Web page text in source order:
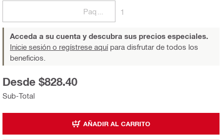
1
Acceda a su cuenta y descubra sus precios especiales.
Inicie sesión o regístrese aquípara disfrutar de todos los
beneficios.
Sub-Total
Desde $828.40
AÑADIR AL CARRITO